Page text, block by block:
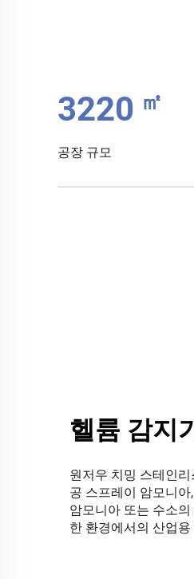
3500 ㎡
공장 규모
헬륨 감지
원저우 치밍 스테인
공 스프레이 암모니
암모니아 또는 수소
한 환경에서의 산업